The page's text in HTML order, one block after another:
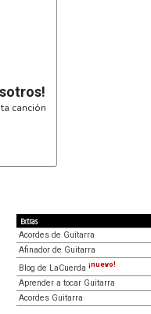
canción
Extras
Acordes de Guitarra
Afinador de Guitarra
Blog de LaCuerda ¡nuevo!
Aprender a tocar Guitarra
Acordes Guitarra